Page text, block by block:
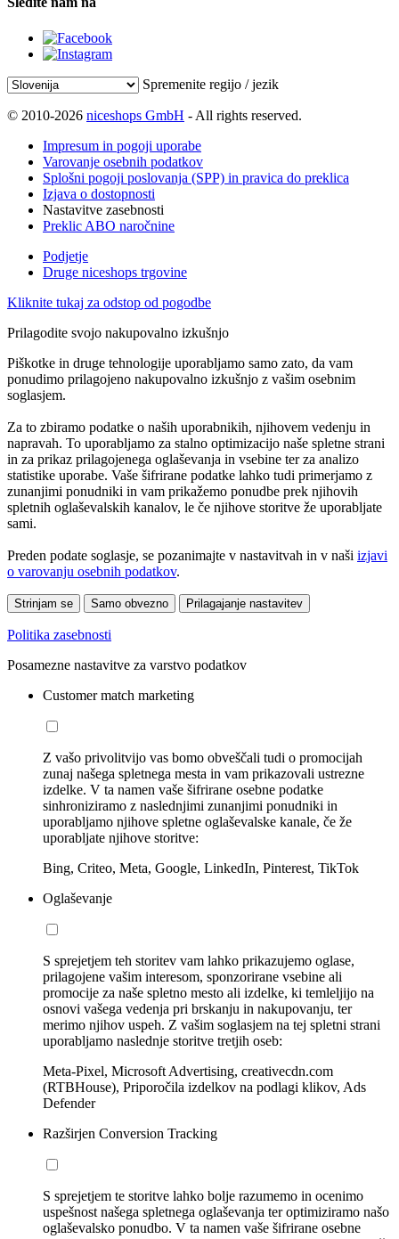
Spremenite regijo / jezik
© 2010-2026 niceshops GmbH - All rights reserved.
Impresum in pogoji uporabe
Varovanje osebnih podatkov
Splošni pogoji poslovanja (SPP) in pravica do preklica
Izjava o dostopnosti
Nastavitve zasebnosti
Preklic ABO naročnine
Podjetje
Druge niceshops trgovine
Kliknite tukaj za odstop od pogodbe
Prilagodite svojo nakupovalno izkušnjo
Piškotke in druge tehnologije uporabljamo samo zato, da vam
ponudimo prilagojeno nakupovalno izkušnjo z vašim osebnim
soglasjem.
Za to zbiramo podatke o naših uporabnikih, njihovem vedenju in
napravah. To uporabljamo za stalno optimizacijo naše spletne strani
in za prikaz prilagojenega oglaševanja in vsebine ter za analizo
statistike uporabe. Vaše šifrirane podatke lahko tudi primerjamo z
zunanjimi ponudniki in vam prikažemo ponudbe prek njihovih
spletnih oglaševalskih kanalov, le če njihove storitve že uporabljate
sami.
Preden podate soglasje, se pozanimajte v nastavitvah in v naši izjavi
o varovanju osebnih podatkov.
Strinjam se Samo obvezno Prilagajanje nastavitev
Politika zasebnosti
Posamezne nastavitve za varstvo podatkov
Customer match marketing
Z vašo privolitvijo vas bomo obveščali tudi o promocijah
zunaj našega spletnega mesta in vam prikazovali ustrezne
izdelke. V ta namen vaše šifrirane osebne podatke
sinhroniziramo z naslednjimi zunanjimi ponudniki in
uporabljamo njihove spletne oglaševalske kanale, če že
uporabljate njihove storitve:
Bing, Criteo, Meta, Google, LinkedIn, Pinterest, TikTok
Oglaševanje
S sprejetjem teh storitev vam lahko prikazujemo oglase,
prilagojene vašim interesom, sponzorirane vsebine ali
promocije za naše spletno mesto ali izdelke, ki temleljijo na
osnovi vašega vedenja pri brskanju in nakupovanju, ter
merimo njihov uspeh. Z vašim soglasjem na tej spletni strani
uporabljamo naslednje storitve tretjih oseb:
Meta-Pixel, Microsoft Advertising, creativecdn.com
(RTBHouse), Priporočila izdelkov na podlagi klikov, Ads
Defender
Razširjen Conversion Tracking
S sprejetjem te storitve lahko bolje razumemo in ocenimo
uspešnost našega spletnega oglaševanja ter optimiziramo našo
oglaševalsko ponudbo. V ta namen vaše šifrirane osebne